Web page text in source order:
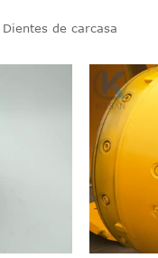
Dientes de carcasa